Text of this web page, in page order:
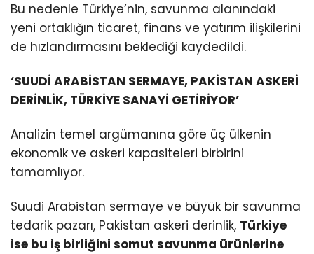
Bu nedenle Türkiye’nin, savunma alanındaki
yeni ortaklığın ticaret, finans ve yatırım ilişkilerini
de hızlandırmasını beklediği kaydedildi.
‘SUUDİ ARABİSTAN SERMAYE, PAKİSTAN ASKERİ
DERİNLİK, TÜRKİYE SANAYİ GETİRİYOR’
Analizin temel argümanına göre üç ülkenin
ekonomik ve askeri kapasiteleri birbirini
tamamlıyor.
Suudi Arabistan sermaye ve büyük bir savunma
tedarik pazarı, Pakistan askeri derinlik, Türkiye
ise bu iş birliğini somut savunma ürünlerine